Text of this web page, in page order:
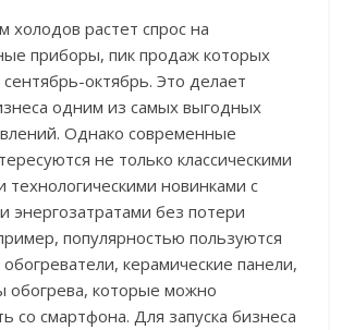
холодов растет спрос на
приборы, пик продаж которых
октябрь. Это делает
одним из самых выгодных
Однако современные
не только классическими
новинками с
без потери
популярностью пользуются
керамические панели,
обогрева, которые можно
со смартфона. Для запуска бизнеса